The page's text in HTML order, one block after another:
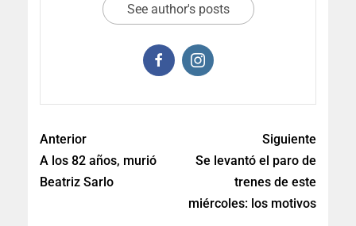
See author's posts
Anterior
A los 82 años, murió
Beatriz Sarlo
Siguiente
Se levantó el paro de
trenes de este
miércoles: los motivos